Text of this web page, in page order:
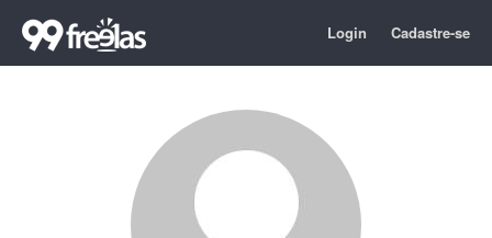
Login Cadastre-se